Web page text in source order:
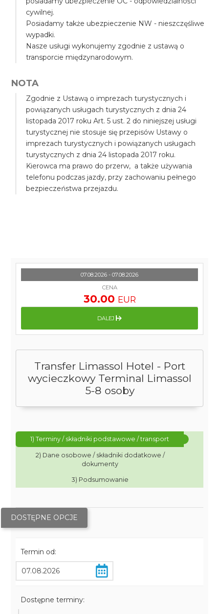
cywilnej.
Posiadamy także ubezpieczenie NW - nieszczęśliwe
wypadki.
Nasze usługi wykonujemy zgodnie z ustawą o
transporcie międzynarodowym.
NOTA
Zgodnie z Ustawą o imprezach turystycznych i
powiązanych usługach turystycznych z dnia 24
listopada 2017 roku Art. 5 ust. 2 do niniejszej usługi
turystycznej nie stosuje się przepisów Ustawy o
imprezach turystycznych i powiązanych usługach
turystycznych z dnia 24 listopada 2017 roku.
Kierowca ma prawo do przerw, a także używania
telefonu podczas jazdy, przy zachowaniu pełnego
bezpieczeństwa przejazdu.
Transfer Limassol Hotel - Port
wycieczkowy Terminal Limassol
5-8 osoby
1) Terminy / składniki podstawowe / transport
2) Dane osobowe / składniki dodatkowe /
dokumenty
3) Podsumowanie
DOSTĘPNE OPCJE
Termin od:
Dostępne terminy:
07.08.2026 - 07.08.2026
CENA
30.00 EUR
DALEJ